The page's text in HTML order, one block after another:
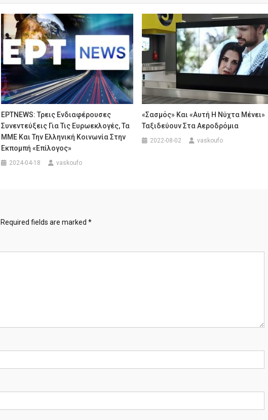
ΕΡΤNEWS: Τρεις Ενδιαφέρουσες
Συνεντεύξεις Για Τις Ευρωεκλογές, Τα
ΜΜΕ Και Την Ελληνική Κοινωνία Στην
Εκπομπή «Επίλογος»
2024-04-18 vaskoufo
«Σασμός» Και «Αυτή Η Νύχτα Μένει»
Ταξιδεύουν Στα Αεροδρόμια
2022-08-02 vaskoufo
Required fields are marked *